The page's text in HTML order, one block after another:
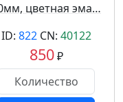
цветная эма…
ID: 822CN: 40122
850₽